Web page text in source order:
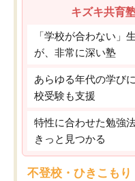
キズキ共育
「学校が合わない」
が、非常に深い塾
あらゆる年代の学び
校受験も支援
特性に合わせた勉強
きっと見つかる
不登校・ひきこも